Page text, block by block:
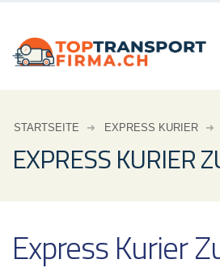
STARTSEITE EXPRESS KURIER
EXPRESS KURIER
Express Kurier